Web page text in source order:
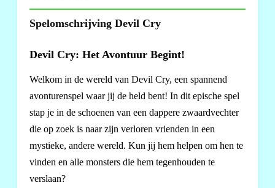
Spelomschrijving Devil Cry
Devil Cry: Het Avontuur Begint!
Welkom in de wereld van Devil Cry, een spannend
avonturenspel waar jij de held bent! In dit epische spel
stap je in de schoenen van een dappere zwaardvechter
die op zoek is naar zijn verloren vrienden in een
mystieke, andere wereld. Kun jij hem helpen om hen te
vinden en alle monsters die hem tegenhouden te
verslaan?